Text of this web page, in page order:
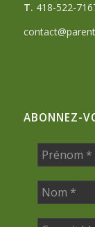
T. 418-522-
ABONNEZ-